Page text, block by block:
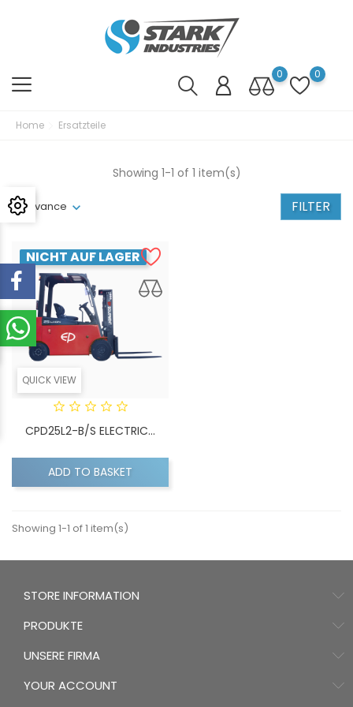
0 0
Home Ersatzteile
Relevance FILTER
Showing 1-1 of 1 item(s)
QUICK VIEW
NICHT AUF LAGER
CPD25L2-B/S ELECTRIC...
ADD TO BASKET
Showing 1-1 of 1 item(s)
STORE INFORMATION
PRODUKTE
UNSERE FIRMA
YOUR ACCOUNT